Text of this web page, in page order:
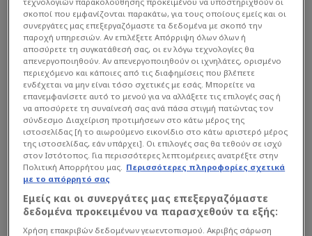
σκοποί που εμφανίζονται παρακάτω, για τους οποίους εμείς και οι
συνεργάτες μας επεξεργαζόμαστε τα δεδομένα με σκοπό την
παροχή υπηρεσιών. Αν επιλέξετε Απόρριψη όλων όλων ή
αποσύρετε τη συγκατάθεσή σας, οι εν λόγω τεχνολογίες θα
απενεργοποιηθούν. Αν απενεργοποιηθούν οι ιχνηλάτες, ορισμένο
περιεχόμενο και κάποιες από τις διαφημίσεις που βλέπετε
ενδέχεται να μην είναι τόσο σχετικές με εσάς. Μπορείτε να
επανεμφανίσετε αυτό το μενού για να αλλάξετε τις επιλογές σας ή
να αποσύρετε τη συναίνεσή σας ανά πάσα στιγμή πατώντας τον
σύνδεσμο Διαχείριση προτιμήσεων στο κάτω μέρος της
ιστοσελίδας [ή το αιωρούμενο εικονίδιο στο κάτω αριστερό μέρος
της ιστοσελίδας, εάν υπάρχει]. Οι επιλογές σας θα τεθούν σε ισχύ
στον Ιστότοπος. Για περισσότερες λεπτομέρειες ανατρέξτε στην
Πολιτική Απορρήτου μας. Περισσότερες πληροφορίες σχετικά
με το απόρρητό σας
Εμείς και οι συνεργάτες μας επεξεργαζόμαστε
δεδομένα προκειμένου να παρασχεθούν τα εξής:
Χρήση επακριβών δεδομένων γεωεντοπισμού. Ακριβής σάρωση